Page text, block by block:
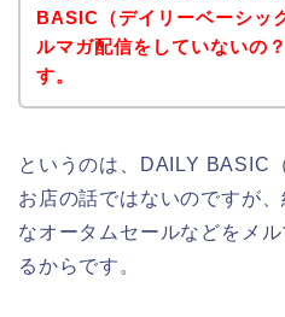
BASIC（デイリーベーシッ
ルマガ配信をしていないの
す。
というのは、DAILY BASIC
お店の話ではないのですが
なオータムセールなどをメ
るからです。